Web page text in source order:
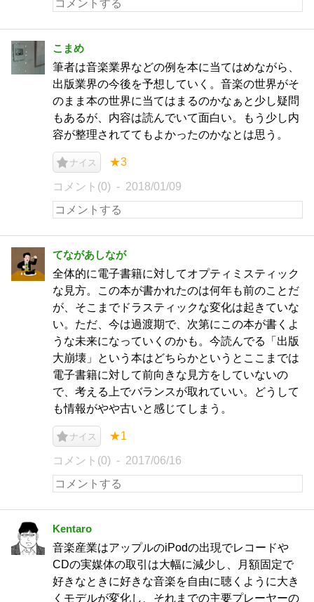
こまめ
筆者は音楽業界などの例を本に当てはめながら、
出版業界の今後を予想していく。音楽の世界がそ
のまま本の世界に当てはまるのかなぁと少し疑問
もあるが、内容は読んでいて面白い。もう少し内
容が整理されててもよかったのかなとは思う。
ナイス ★3
コメント(0) 2018/01/09
てながあしなが
全体的に電子書籍に対してオプティミスティック
な見方。この本が書かれたのは何年も前のことだ
が、そこまでドラスティックな変化は起きていな
い。ただ、今は過渡期で、次第にこの本が書くよ
うな未来になっていくのかも。今読んでる「出版
大崩壊」という本はどちらかというとここまでは
電子書籍に対して前向きな見方をしていないの
で、考える上でバランスが取れていい。どうして
も情報がやや古いと感じてしまう。
ナイス ★1
コメント(0) 2017/06/16
Kentaro
音楽産業はアップルのiPodの出現でレコードや
CDの実媒体の取引は大幅に減少し、月額固定で
好きなときに好きな音楽を自由に聴くように大き
くモデルが変化し、それまでの主要プレーヤーの